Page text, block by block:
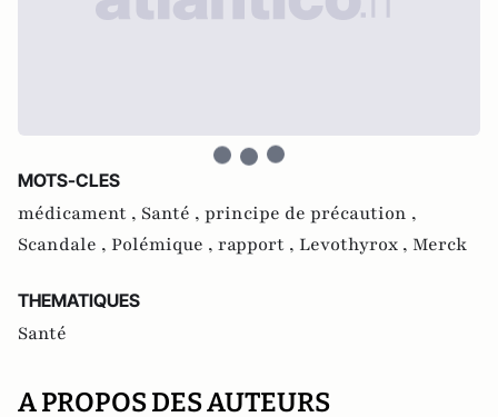
MOTS-CLES
médicament , Santé , principe de précaution ,
Scandale , Polémique , rapport , Levothyrox , Merck
THEMATIQUES
Santé
A PROPOS DES AUTEURS